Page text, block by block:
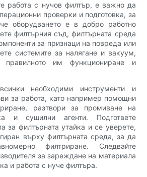
работа с нучов филтър, е важно да
проверки и подготовка, за
оборудването е в добро работно
филтърния съд, филтърната среда
за признаци на повреда или
системите за налягане и вакуум,
им функциониране и
необходими инструменти и
за работа, като например помощни
разтвори за промиване на
и сушилни агенти. Подгответе
за филтърната утайка и се уверете,
върху филтърната среда, за да
филтриране. Следвайте
за зареждане на материала
и работа с нуче филтъра.